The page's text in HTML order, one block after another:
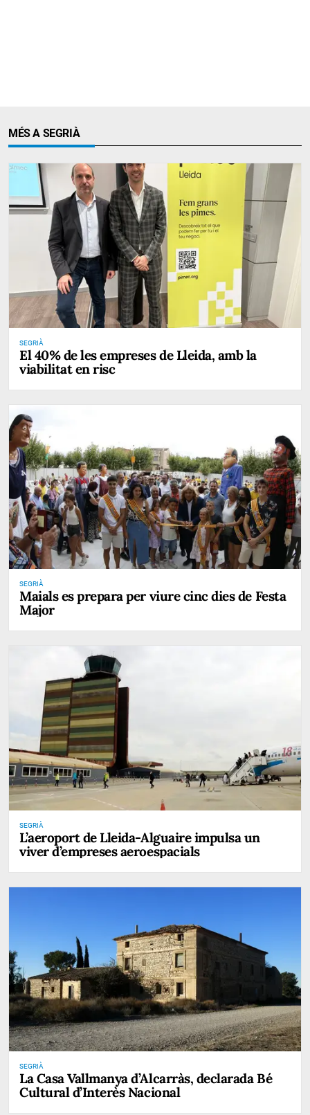
MÉS A SEGRIÀ
SEGRIÀ
El 40% de les empreses de Lleida, amb la
viabilitat en risc
SEGRIÀ
Maials es prepara per viure cinc dies de Festa
Major
SEGRIÀ
L’aeroport de Lleida-Alguaire impulsa un
viver d’empreses aeroespacials
SEGRIÀ
La Casa Vallmanya d’Alcarràs, declarada Bé
Cultural d’Interès Nacional